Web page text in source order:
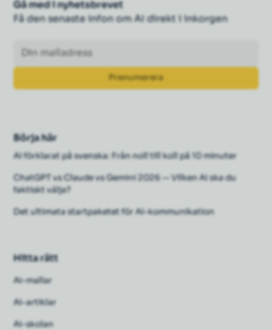
Gå med i nyhetsbrevet
Få den senaste infon om AI direkt i inkorgen
Börja här
AI förklarat på svenska: Från noll till koll på 10 minuter
ChatGPT vs Claude vs Gemini 2026 — Vilken AI ska du
faktiskt välja?
Det ultimata startpaketet för AI-kommunikation
Hitta rätt
Ai-mallar
Ai-artiklar
AI-skolan